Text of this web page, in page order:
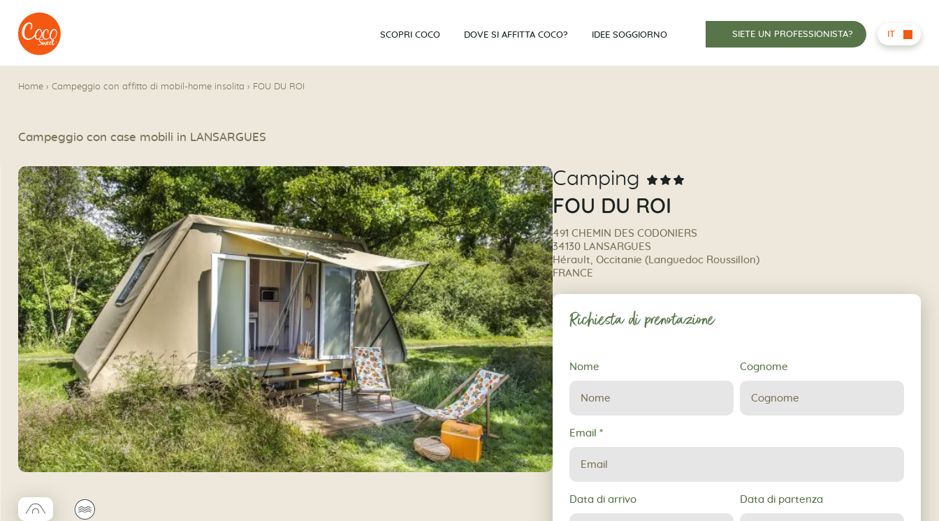
Vai al menu
Accedi al contenuto
SCOPRI COCO DOVE SI AFFITTA COCO? IDEE SOGGIORNO SIETE UN PROFESSIONISTA? IT
Home › Campeggio con affitto di mobil-home insolita › FOU DU ROI
Campeggio con case mobili in LANSARGUES
□Coco trapèze
🌊
Camping
FOU DU ROI
491 CHEMIN DES CODONIERS
34130 LANSARGUES
Hérault, Occitanie (Languedoc Roussillon)
FRANCE
Richiesta di prenotazione
Richiesta
di
prenotazione
Nome Cognome
Email *
Data di arrivo Data di partenza